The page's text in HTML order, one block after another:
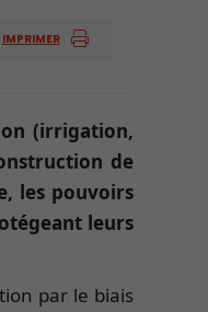
IMPRIMER
(irrigation,
de
les pouvoirs
leurs
par le biais